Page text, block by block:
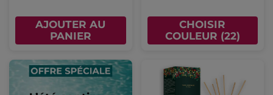
AJOUTER AU
PANIER
CHOISIR
COULEUR (22)